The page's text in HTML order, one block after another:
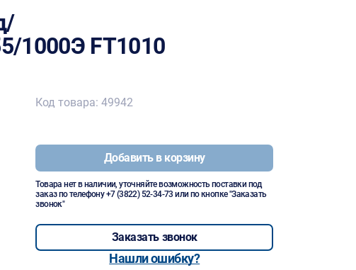
FT1010
Код товара: 49942
Добавить в корзину
Товара нет в наличии, уточняйте возможность поставки под
заказ по телефону+7 (3822) 52-34-73 или по кнопке "Заказать
звонок"
Заказать звонок
Нашли ошибку?